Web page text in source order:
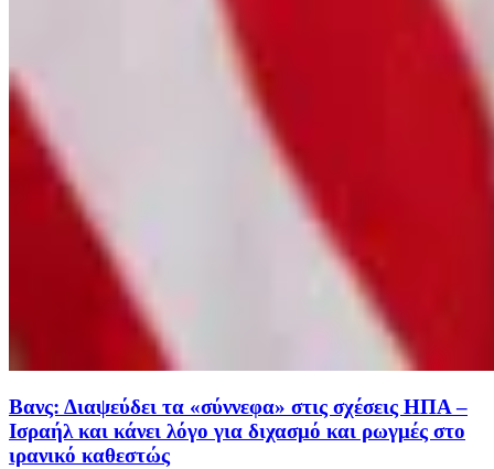
Βανς: Διαψεύδει τα «σύννεφα» στις σχέσεις ΗΠΑ –
Ισραήλ και κάνει λόγο για διχασμό και ρωγμές στο
ιρανικό καθεστώς